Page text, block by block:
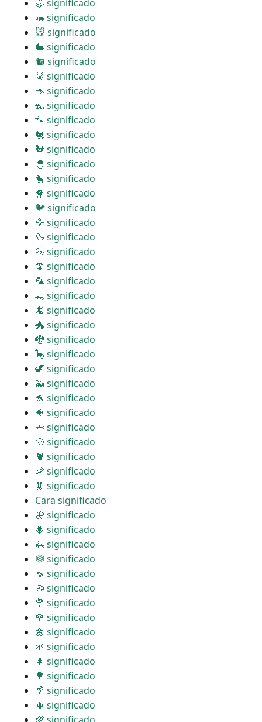
🦏 significado
🦛 significado
🐭 significado
🐇 significado
🐿 significado
🐻 significado
🦘 significado
🦡 significado
🐾 significado
🐔 significado
🐓 significado
🐣 significado
🐤 significado
🐥 significado
🐦 significado
🦅 significado
🦆 significado
🦢 significado
🦚 significado
🦜 significado
🐊 significado
🦎 significado
🐲 significado
🐉 significado
🦕 significado
🦖 significado
🐳 significado
🐬 significado
🐠 significado
🦈 significado
🐚 significado
🦞 significado
🦐 significado
🦑 significado
Cara significado
🦋 significado
🐜 significado
🦗 significado
🕸 significado
🦟 significado
🦠 significado
💐 significado
🌹 significado
🌼 significado
🌱 significado
🌲 significado
🌳 significado
🌴 significado
🌵 significado